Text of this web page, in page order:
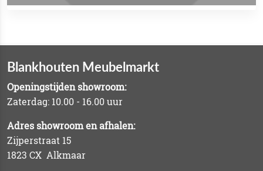
Blankhouten Meubelmarkt
Openingstijden showroom:
Zaterdag: 10.00 - 16.00 uur
Adres showroom en afhalen:
Zijperstraat 15
1823 CX Alkmaar